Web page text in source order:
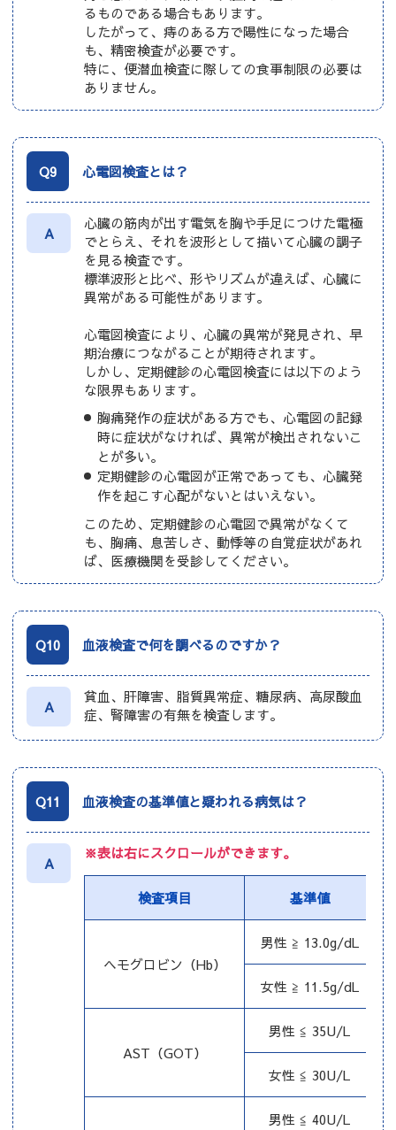
るものである場合もあります。
したがって、痔のある方で陽性になった場合
も、精密検査が必要です。
特に、便潜血検査に際しての食事制限の必要は
ありません。
Q9 心電図検査とは？
A
心臓の筋肉が出す電気を胸や手足につけた電極
でとらえ、それを波形として描いて心臓の調子
を見る検査です。
標準波形と比べ、形やリズムが違えば、心臓に
異常がある可能性があります。
心電図検査により、心臓の異常が発見され、早
期治療につながることが期待されます。
しかし、定期健診の心電図検査には以下のよう
な限界もあります。
胸痛発作の症状がある方でも、心電図の記録
時に症状がなければ、異常が検出されないこ
とが多い。
定期健診の心電図が正常であっても、心臓発
作を起こす心配がないとはいえない。
このため、定期健診の心電図で異常がなくて
も、胸痛、息苦しさ、動悸等の自覚症状があれ
ば、医療機関を受診してください。
Q10 血液検査で何を調べるのですか？
A
貧血、肝障害、脂質異常症、糖尿病、高尿酸血
症、腎障害の有無を検査します。
Q11 血液検査の基準値と疑われる病気は？
A
※表は右にスクロールができます。
検査項目 基準値
ヘモグロビン（Hb）
男性 ≧ 13.0g/dL
女性 ≧ 11.5g/dL
AST（GOT）
男性 ≦ 35U/L
女性 ≦ 30U/L
男性 ≦ 40U/L